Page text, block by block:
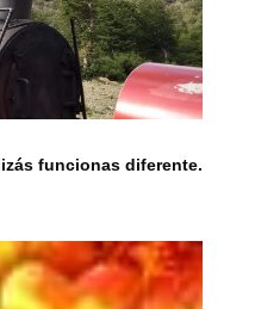
funcionas diferente.